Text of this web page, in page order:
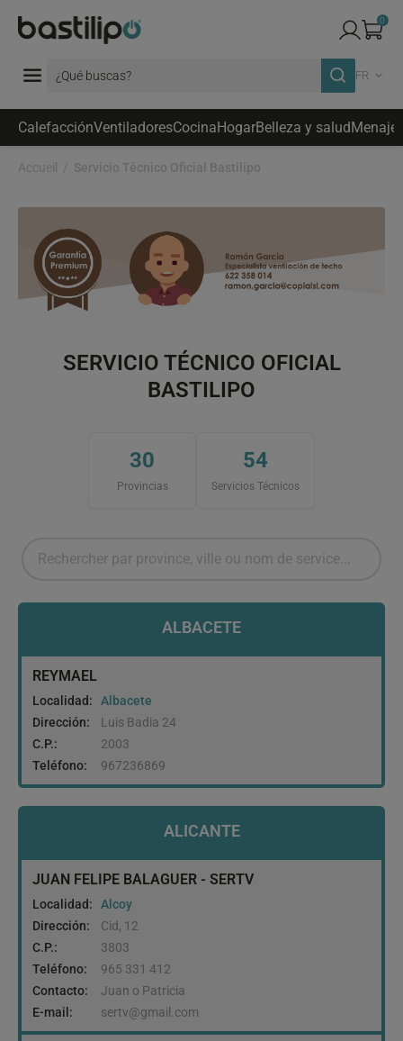
FR
0
CalefacciónVentiladoresCocinaHogarBelleza y saludMenaje
Accueil Servicio Técnico Oficial Bastilipo
SERVICIO TÉCNICO OFICIAL
BASTILIPO
30
Provincias
54
Servicios Técnicos
ALBACETE
REYMAEL
Localidad:
Albacete
Dirección:
Luis Badia 24
C.P.:
2003
Teléfono:
967236869
ALICANTE
JUAN FELIPE BALAGUER - SERTV
Localidad:
Alcoy
Dirección:
Cid, 12
C.P.:
3803
Teléfono:
965 331 412
Contacto:
Juan o Patricia
E-mail:
sertv@gmail.com